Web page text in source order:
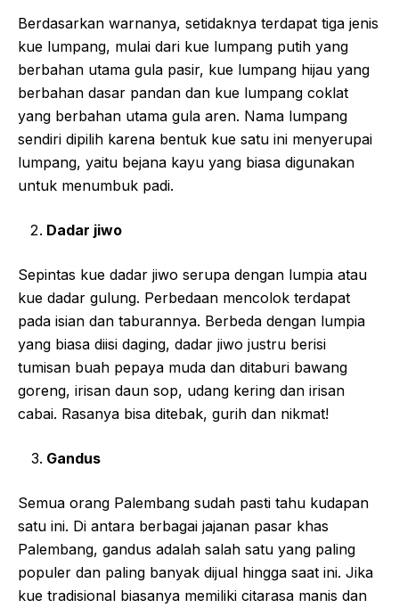
Berdasarkan warnanya, setidaknya terdapat tiga jenis
kue lumpang, mulai dari kue lumpang putih yang
berbahan utama gula pasir, kue lumpang hijau yang
berbahan dasar pandan dan kue lumpang coklat
yang berbahan utama gula aren. Nama lumpang
sendiri dipilih karena bentuk kue satu ini menyerupai
lumpang, yaitu bejana kayu yang biasa digunakan
untuk menumbuk padi.
Dadar jiwo
Sepintas kue dadar jiwo serupa dengan lumpia atau
kue dadar gulung. Perbedaan mencolok terdapat
pada isian dan taburannya. Berbeda dengan lumpia
yang biasa diisi daging, dadar jiwo justru berisi
tumisan buah pepaya muda dan ditaburi bawang
goreng, irisan daun sop, udang kering dan irisan
cabai. Rasanya bisa ditebak, gurih dan nikmat!
Gandus
Semua orang Palembang sudah pasti tahu kudapan
satu ini. Di antara berbagai jajanan pasar khas
Palembang, gandus adalah salah satu yang paling
populer dan paling banyak dijual hingga saat ini. Jika
kue tradisional biasanya memiliki citarasa manis dan